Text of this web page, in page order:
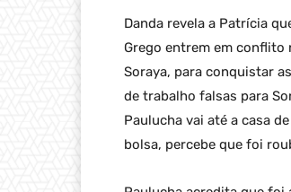
Danda revela a Patrícia
Grego entrem em conflito
Soraya, para conquistar
de trabalho falsas para
Paulucha vai até a casa
bolsa, percebe que foi